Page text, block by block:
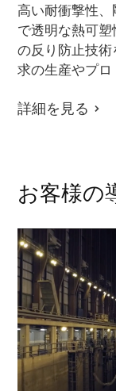
高い耐衝撃性
で透明な熱可
の反り防止技
求の生産やプロ
詳細を見る
お客様の